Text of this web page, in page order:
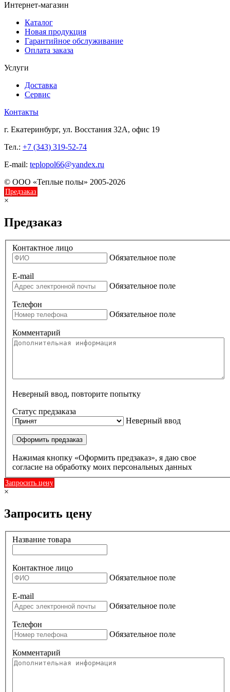
Интернет-магазин
Каталог
Новая продукция
Гарантийное обслуживание
Оплата заказа
Услуги
Доставка
Сервис
Контакты
г. Екатеринбург, ул. Восстания 32А, офис 19
Тел.: +7 (343) 319-52-74
E-mail: teplopol66@yandex.ru
© ООО «Теплые полы» 2005-2026
Предзаказ
×
Предзаказ
Контактное лицо
Обязательное поле
E-mail
Обязательное поле
Телефон
Обязательное поле
Комментарий
Неверный ввод, повторите попытку
Статус предзаказа
Неверный ввод
Оформить предзаказ
Нажимая кнопку «Оформить предзаказ», я даю свое
согласие на обработку моих персональных данных
Запросить цену
×
Запросить цену
Название товара
Контактное лицо
Обязательное поле
E-mail
Обязательное поле
Телефон
Обязательное поле
Комментарий